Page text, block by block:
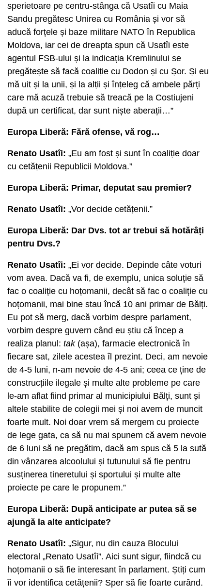
sperietoare pe centru-stânga că Usatîi cu Maia
Sandu pregătesc Unirea cu România și vor să
aducă forțele și baze militare NATO în Republica
Moldova, iar cei de dreapta spun că Usatîi este
agentul FSB-ului și la indicația Kremlinului se
pregătește să facă coaliție cu Dodon și cu Șor. Și eu
mă uit și la unii, și la alții și înțeleg că ambele părți
care mă acuză trebuie să treacă pe la Costiujeni
după un certificat, dar sunt niște aberații…”
Europa Liberă: Fără ofense, vă rog…
Renato Usatîi: „Eu am fost și sunt în coaliție doar
cu cetățenii Republicii Moldova.”
Europa Liberă: Primar, deputat sau premier?
Renato Usatîi: „Vor decide cetățenii.”
Europa Liberă: Dar Dvs. tot ar trebui să hotărâți
pentru Dvs.?
Renato Usatîi: „Ei vor decide. Depinde câte voturi
vom avea. Dacă va fi, de exemplu, unica soluție să
fac o coaliție cu hoțomanii, decât să fac o coaliție cu
hoțomanii, mai bine stau încă 10 ani primar de Bălți.
Eu pot să merg, dacă vorbim despre parlament,
vorbim despre guvern când eu știu că încep a
realiza planul: tak(așa), farmacie electronică în
fiecare sat, zilele acestea îl prezint. Deci, am nevoie
de 4-5 luni, n-am nevoie de 4-5 ani; ceea ce ține de
construcțiile ilegale și multe alte probleme pe care
le-am aflat fiind primar al municipiului Bălți, sunt și
altele stabilite de colegii mei și noi avem de muncit
foarte mult. Noi doar vrem să mergem cu proiecte
de lege gata, ca să nu mai spunem că avem nevoie
de 6 luni să ne pregătim, dacă am spus că 5 la sută
din vânzarea alcoolului și tutunului să fie pentru
susținerea tineretului și sportului și multe alte
proiecte pe care le propunem.”
Europa Liberă: După anticipate ar putea să se
ajungă la alte anticipate?
Renato Usatîi: „Sigur, nu din cauza Blocului
electoral „Renato Usatîi”. Aici sunt sigur, fiindcă cu
hoțomanii o să fie interesant în parlament. Știți cum
îi vor identifica cetățenii? Sper să fie foarte curând.